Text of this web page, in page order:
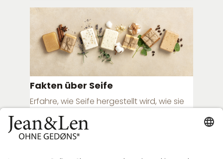
Fakten über Seife
Erfahre, wie Seife hergestellt wird, wie sie
wirkt und welche Seifen gut für deine Haut
sind. Tipps zur Herstellung eigener Seife
und Alternativen